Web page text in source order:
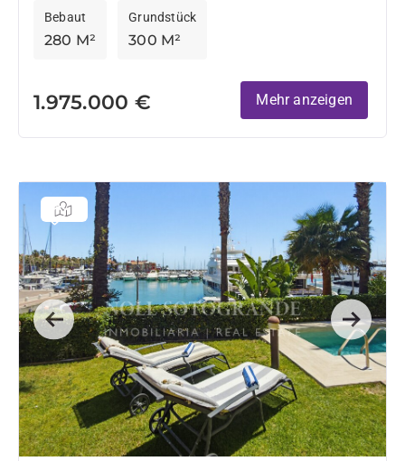
280 M²
Bebaut
300 M²
Grundstück
1.975.000 € Mehr anzeigen
Previous Next